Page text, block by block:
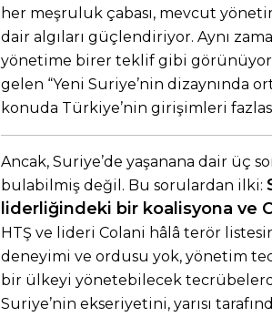
her meşruluk çabası, mevcut
dair algıları güçlendiriyor. Aynı
yönetime birer teklif gibi
gelen “Yeni Suriye’nin dizaynında
konuda Türkiye’nin girişimleri
Ancak, Suriye’de yaşanana dair üç
bulabilmiş değil. Bu sorulardan ilki:
liderliğindeki bir koalisyona ve
HTŞ ve lideri Colani hâlâ terör
deneyimi ve ordusu yok, yönetim
bir ülkeyi yönetebilecek
Suriye’nin ekseriyetini, yarısı